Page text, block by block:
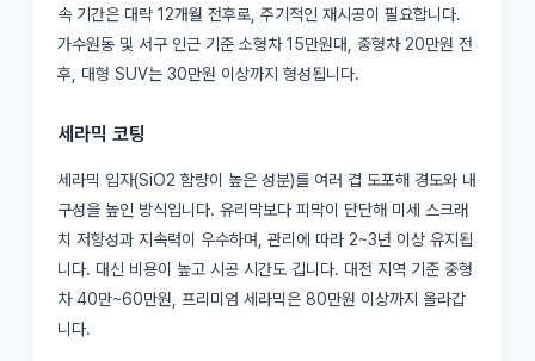
속 기간은 대략 12개월 전후로, 주기적인 재시공이 필요합니다.
가수원동 및 서구 인근 기준 소형차 15만원대, 중형차 20만원 전
후, 대형 SUV는 30만원 이상까지 형성됩니다.
세라믹 코팅
세라믹 입자(SiO2 함량이 높은 성분)를 여러 겹 도포해 경도와 내
구성을 높인 방식입니다. 유리막보다 피막이 단단해 미세 스크래
치 저항성과 지속력이 우수하며, 관리에 따라 2~3년 이상 유지됩
니다. 대신 비용이 높고 시공 시간도 깁니다. 대전 지역 기준 중형
차 40만~60만원, 프리미엄 세라믹은 80만원 이상까지 올라갑
니다.